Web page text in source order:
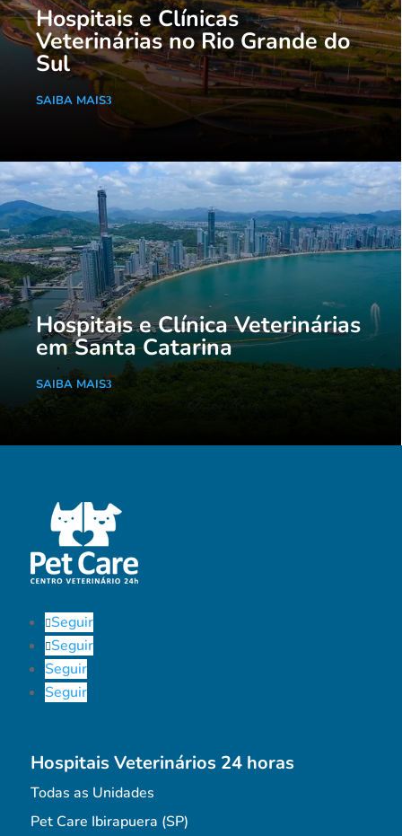
Hospitais e Clínicas
Veterinárias no Rio Grande do
Sul
SAIBA MAIS
Hospitais e Clínica Veterinárias
em Santa Catarina
SAIBA MAIS
Seguir
Seguir
Seguir
Seguir
Hospitais Veterinários 24 horas
Todas as Unidades
Pet Care Ibirapuera (SP)